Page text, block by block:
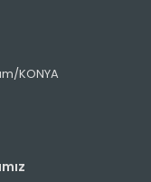
KONYA